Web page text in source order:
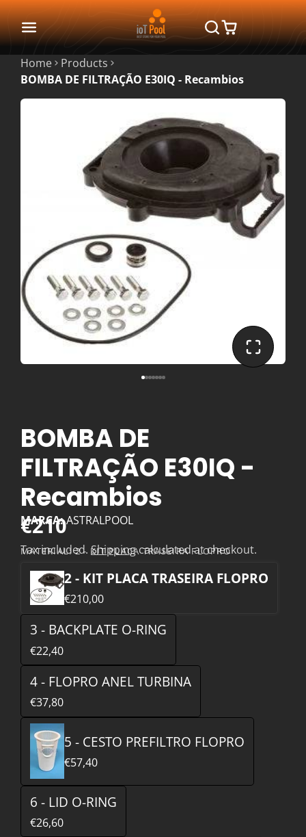
Home
Products
BOMBA DE FILTRAÇÃO E30IQ - Recambios
BOMBA DE
FILTRAÇÃO E30IQ -
Recambios
MARCA:ASTRALPOOL
€210
Tax included.Shippingcalculated at checkout.
MATERIAL:2 - KIT PLACA TRASEIRA FLOPRO
2 - KIT PLACA TRASEIRA FLOPRO
€210,00
3 - BACKPLATE O-RING
€22,40
4 - FLOPRO ANEL TURBINA
€37,80
5 - CESTO PREFILTRO FLOPRO
€57,40
6 - LID O-RING
€26,60